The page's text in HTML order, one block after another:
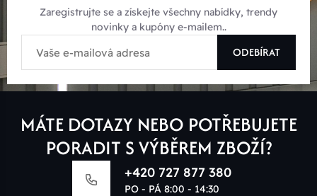
Zaregistrujte se a získejte všechny nabídky, trendy
novinky a kupóny e-mailem..
ODEBÍRAT
MÁTE DOTAZY NEBO POTŘEBUJETE
PORADIT S VÝBĚREM ZBOŽÍ?
+420 727 877 380
PO - PÁ 8:00 - 14:30